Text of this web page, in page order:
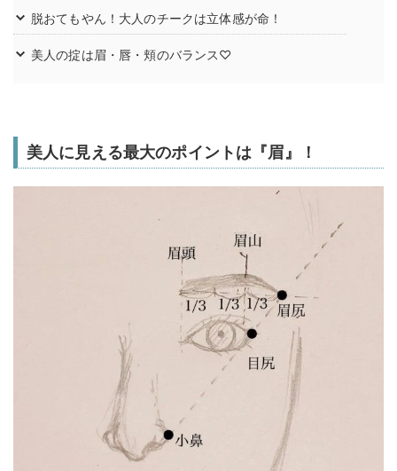
脱おてもやん！大人のチークは立体感が命！
美人の掟は眉・唇・頬のバランス♡
美人に見える最大のポイントは『眉』！